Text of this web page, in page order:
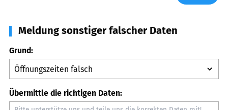
Meldung sonstiger falscher Daten
Grund:
Übermittle die richtigen Daten: